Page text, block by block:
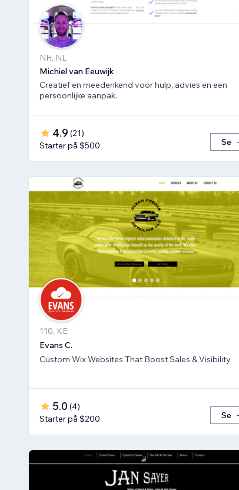
NH, NL
Michiel van Eeuwijk
Creatief en meedenkend voor hulp, advies en een
persoonlijke aanpak.
4.9 (21)
Starter på $500
Se
110, KE
Evans C.
Custom Wix Websites That Boost Sales & Visibility
5.0 (4)
Starter på $200
Se